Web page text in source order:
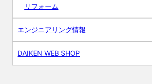
リフォーム
エンジニアリング情報
DAIKEN WEB SHOP